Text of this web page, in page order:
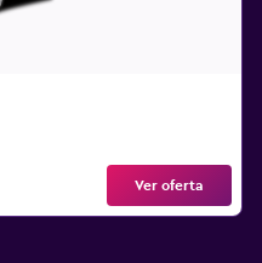
Ver oferta